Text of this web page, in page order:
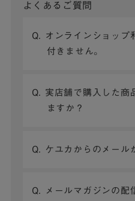
よくあるご質問
Q. オンラインショップ
付きません。
Q. 実店舗で購入した商
ますか？
Q. ケユカからのメール
Q. メールマガジンの配